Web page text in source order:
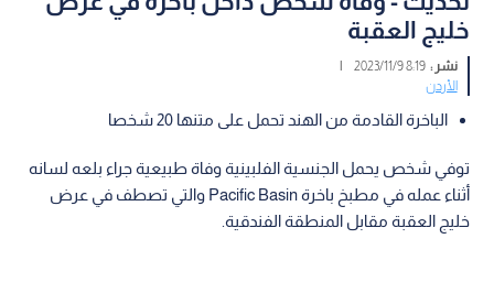
خليج العقبة
نشر :8:19 2023/11/9
|
الأردن
الباخرة القادمة من الهند تحمل على متنها 20 شخصا
توفي شخص يحمل الجنسية الفلبينية وفاة طبيعية جراء بلعه لسانه
أثناء عمله في مطبخ باخرة Pacific Basin والتي تصطف في عرض
خليج العقبة مقابل المنطقة الفندقية.